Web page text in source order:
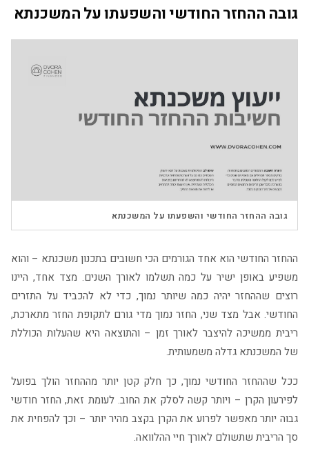
גובה ההחזר החודשי והשפעתו על המשכנתא
▶
גובה ההחזר החודשי והשפעתו על המשכנתא
ההחזר החודשי הוא אחד הגורמים הכי חשובים בתכנון משכנתא – והוא
משפיע באופן ישיר על כמה תשלמו לאורך השנים. מצד אחד, היינו
רוצים שההחזר יהיה כמה שיותר נמוך, כדי לא להכביד על התזרים
החודשי. אבל מצד שני, החזר נמוך מדי גורם לתקופת החזר מתארכת,
ריבית ממשיכה להיצבר לאורך זמן – והתוצאה היא שהעלות הכוללת
של המשכנתא גדלה משמעותית.
ככל שההחזר החודשי נמוך, כך חלק קטן יותר מההחזר הולך בפועל
לפירעון הקרן – ויותר קשה לסלק את החוב. לעומת זאת, החזר חודשי
גבוה יותר מאפשר לפרוע את הקרן בקצב מהיר יותר – וכך להפחית את
סך הריבית שתשולם לאורך חיי ההלוואה.